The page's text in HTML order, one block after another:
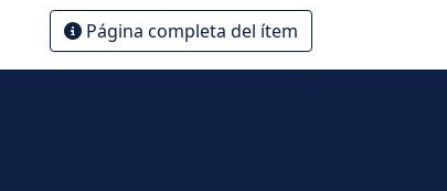
Página completa del ítem